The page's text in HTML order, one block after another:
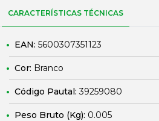
CARACTERÍSTICAS TÉCNICAS
EAN: 5600307351123
Cor: Branco
Código Pautal:39259080
Peso Bruto (Kg): 0.005